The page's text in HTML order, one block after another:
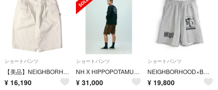
ショートパンツ
【美品】NEIGHBORHOOD ネイバーフッド パンツ ベージュ サイズ:S | 22SS 1タック ストレッチコットン イージーショーツ TUCK / C-ST | ズボン ボトムス ショートパンツ【メンズ】【中古】
¥ 16,190
ショートパンツ
NH X HIPPOPOTAMUS TERRY CLOTH SHORTPANTS
¥ 31,000
ショートパンツ
NEIGHBORHOOD×BOUNTY HUNTER×RUSSELL ATHLETIC 25ss SWEAT SHORTS GRAY サイズM
¥ 19,800